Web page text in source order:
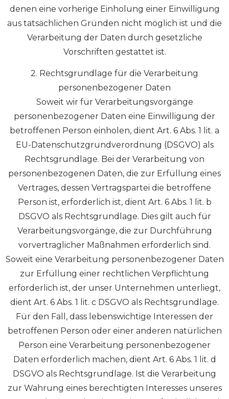
denen eine vorherige Einholung einer Einwilligung
aus tatsächlichen Gründen nicht möglich ist und die
Verarbeitung der Daten durch gesetzliche
Vorschriften gestattet ist.
2. Rechtsgrundlage für die Verarbeitung
personenbezogener Daten
Soweit wir für Verarbeitungsvorgänge
personenbezogener Daten eine Einwilligung der
betroffenen Person einholen, dient Art. 6 Abs. 1 lit. a
EU-Datenschutzgrundverordnung (DSGVO) als
Rechtsgrundlage. Bei der Verarbeitung von
personenbezogenen Daten, die zur Erfüllung eines
Vertrages, dessen Vertragspartei die betroffene
Person ist, erforderlich ist, dient Art. 6 Abs. 1 lit. b
DSGVO als Rechtsgrundlage. Dies gilt auch für
Verarbeitungsvorgänge, die zur Durchführung
vorvertraglicher Maßnahmen erforderlich sind.
Soweit eine Verarbeitung personenbezogener Daten
zur Erfüllung einer rechtlichen Verpflichtung
erforderlich ist, der unser Unternehmen unterliegt,
dient Art. 6 Abs. 1 lit. c DSGVO als Rechtsgrundlage.
Für den Fall, dass lebenswichtige Interessen der
betroffenen Person oder einer anderen natürlichen
Person eine Verarbeitung personenbezogener
Daten erforderlich machen, dient Art. 6 Abs. 1 lit. d
DSGVO als Rechtsgrundlage. Ist die Verarbeitung
zur Wahrung eines berechtigten Interesses unseres